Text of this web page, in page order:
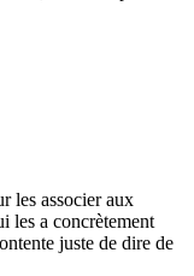
les associer aux
les a concrètement
juste de dire de